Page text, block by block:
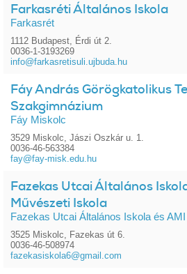
Farkasréti Általános Iskola
Farkasrét
1112 Budapest, Érdi út 2.
0036-1-3193269
info@farkasretisuli.ujbuda.hu
Fáy András Görögkatolikus
Szakgimnázium
Fáy Miskolc
3529 Miskolc, Jászi Oszkár u. 1.
0036-46-563384
fay@fay-misk.edu.hu
Fazekas Utcai Általános
Művészeti Iskola
Fazekas Utcai Általános Iskola és AMI
3525 Miskolc, Fazekas út 6.
0036-46-508974
fazekasiskola6@gmail.com